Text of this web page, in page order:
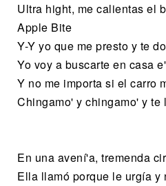
Ultra hight, me calientas el
Apple Bite
Y-Y yo que me presto y te
Yo voy a buscarte en casa
Y no me importa si el carro
Chingamo' y chingamo' y
En una avení'a, tremenda
Ella llamó porque le urgía y